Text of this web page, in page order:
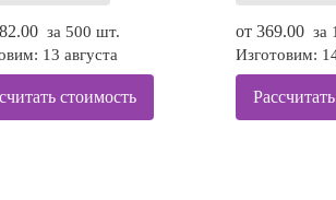
за 500 шт.
13 августа
стоимость
от 369.00 за
Изготовим: